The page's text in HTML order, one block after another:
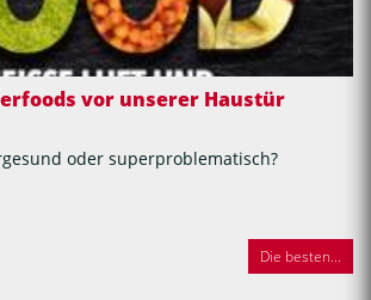
vor unserer Haustür
oder superproblematisch?
Die besten...